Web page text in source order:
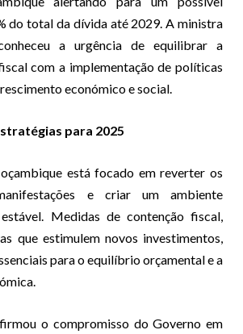
do total da dívida até 2029. A ministra
a urgência de equilibrar a
com a implementação de políticas
económico e social.
para 2025
está focado em reverter os
e criar um ambiente
Medidas de contenção fiscal,
que estimulem novos investimentos,
para o equilíbrio orçamental e a
o compromisso do Governo em